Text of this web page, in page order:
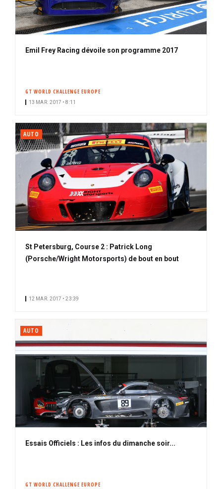
Emil Frey Racing dévoile son programme 2017
GT WORLD CHALLENGE EUROPE
13 MAR. 2017 • 8:11
AUTO
St Petersburg, Course 2 : Patrick Long
(Porsche/Wright Motorsports) de bout en bout
12 MAR. 2017 • 23:39
AUTO
Essais Officiels : Les infos du dimanche soir...
GT WORLD CHALLENGE EUROPE